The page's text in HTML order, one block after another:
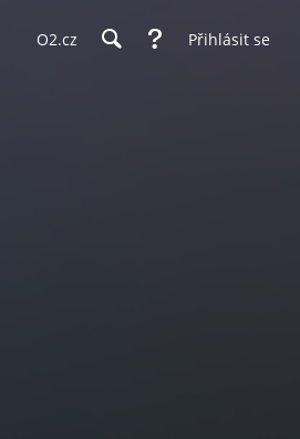
O2.cz Přihlásit se